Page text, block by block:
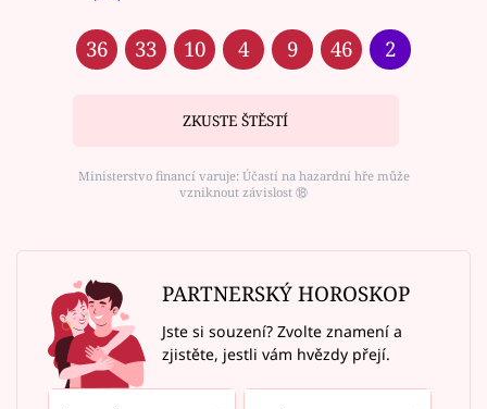
36 33 10 4 9 46 2
ZKUSTE ŠTĚSTÍ
Ministerstvo financí varuje: Účastí na hazardní hře může
vzniknout závislost ⑱
PARTNERSKÝ HOROSKOP
Jste si souzení? Zvolte znamení a
zjistěte, jestli vám hvězdy přejí.